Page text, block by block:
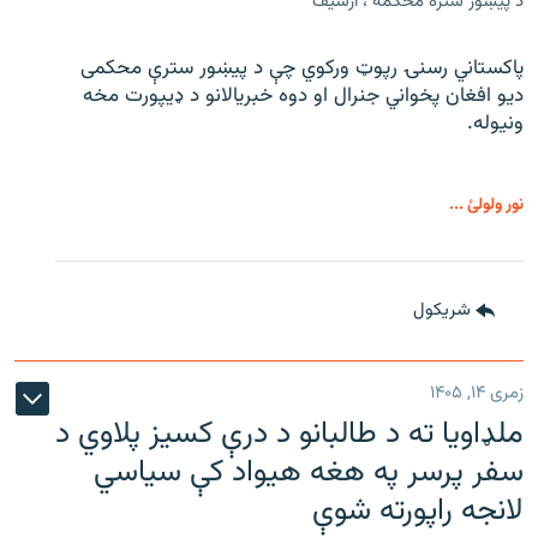
پاکستاني رسنۍ رپوټ ورکوي چې د پیښور سترې محکمی
دیو افغان پخواني جنرال او دوه خبریالانو د ډیپورت مخه
ونیوله.
نور ولولئ ...
شريکول
زمری ۱۴, ۱۴۰۵
ملډاویا ته د طالبانو د درې کسیز پلاوي د
سفر پرسر په هغه هیواد کې سیاسي
لانجه راپورته شوې